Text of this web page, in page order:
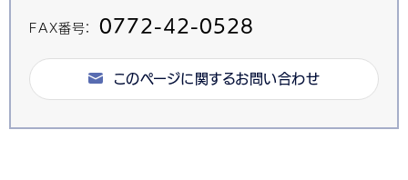
FAX番号： 0772-42-0528
このページに関するお問い合わせ